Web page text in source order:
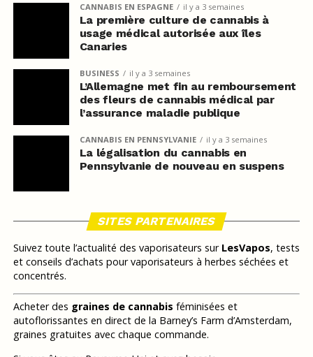
CANNABIS EN ESPAGNE il y a 3 semaines
La première culture de cannabis à
usage médical autorisée aux îles
Canaries
BUSINESS il y a 3 semaines
L’Allemagne met fin au remboursement
des fleurs de cannabis médical par
l’assurance maladie publique
CANNABIS EN PENNSYLVANIE il y a 3 semaines
La légalisation du cannabis en
Pennsylvanie de nouveau en suspens
SITES PARTENAIRES
Suivez toute l’actualité des vaporisateurs sur LesVapos, tests
et conseils d’achats pour vaporisateurs à herbes séchées et
concentrés.
Acheter des graines de cannabis féminisées et
autoflorissantes en direct de la Barney’s Farm d’Amsterdam,
graines gratuites avec chaque commande.